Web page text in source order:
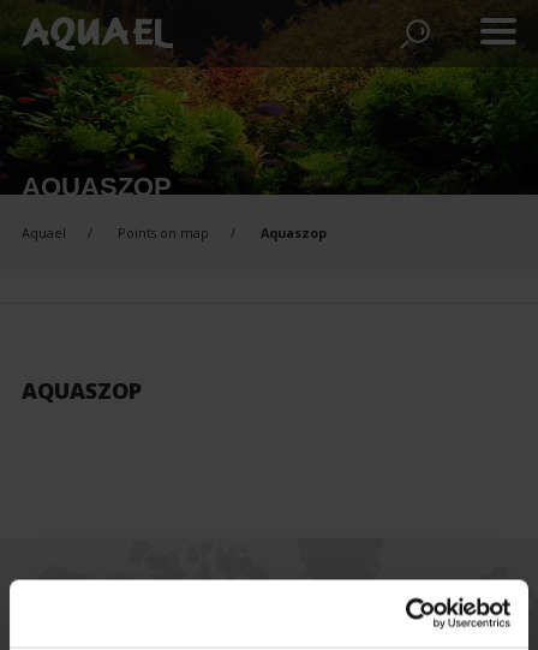
AQUASZOP
Aquael Points on map Aquaszop
AQUASZOP